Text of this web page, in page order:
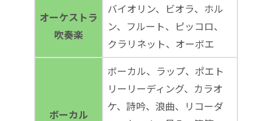
オーケストラ
吹奏楽
バイオリン、ビオラ、ホル
ン、フルート、ピッコロ、
クラリネット、オーボエ
ボーカル
ボーカル、ラップ、ポエト
リーリーディング、カラオ
ケ、詩吟、浪曲、リコーダ